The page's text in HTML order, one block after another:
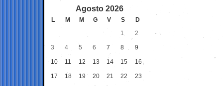
Agosto 2026
L M M G V S
D
1
2
3 4 5 6 7 8 9
10 11 12 13 14 15 16
17 18 19 20 21 22 23